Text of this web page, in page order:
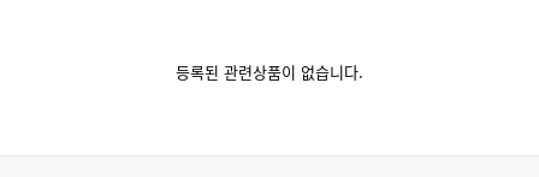
등록된 관련상품이 없습니다.